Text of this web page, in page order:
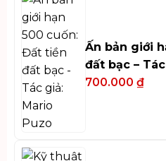
Ấn bản giới
đất bạc –
700.000 ₫